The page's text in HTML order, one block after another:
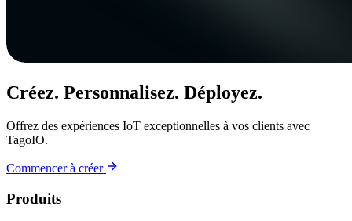
Créez. Personnalisez. Déployez.
Offrez des expériences IoT exceptionnelles à vos clients avec
TagoIO.
Commencer à créer
Produits